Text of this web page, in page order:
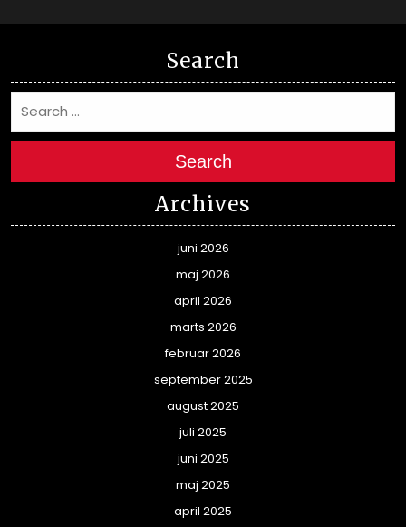
Search
Search
Archives
juni 2026
maj 2026
april 2026
marts 2026
februar 2026
september 2025
august 2025
juli 2025
juni 2025
maj 2025
april 2025